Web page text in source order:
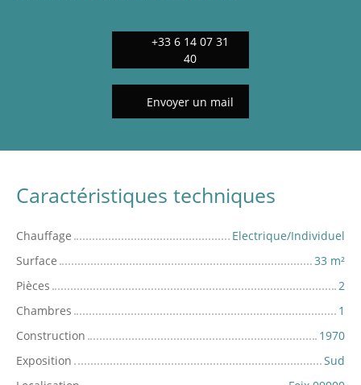
+33 6 14 07 31
40
Envoyer un mail
Caractéristiques techniques
Chauffage
Electrique/Individuel
Surface
33 m²
Pièces
2
Chambres
1
Construction
1970
Exposition
Sud